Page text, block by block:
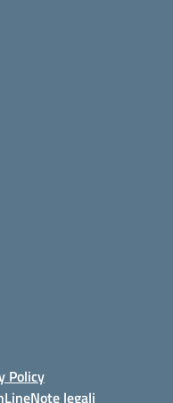
Policy
Note legali